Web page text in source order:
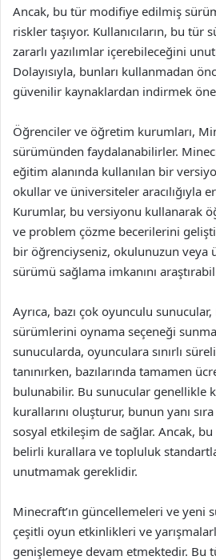
Ancak, bu tür modifiye edilmiş
riskler taşıyor. Kullanıcıların, bu
zararlı yazılımlar içerebileceğini
Dolayısıyla, bunları kullanmadan
güvenilir kaynaklardan indirmek
Öğrenciler ve öğretim kurumları,
sürümünden faydalanabilirler.
eğitim alanında kullanılan bir
okullar ve üniversiteler aracılığıyla
Kurumlar, bu versiyonu kullanarak
ve problem çözme becerilerini
bir öğrenciyseniz, okulunuzun veya
sürümü sağlama imkanını
Ayrıca, bazı çok oyunculu
sürümlerini oynama seçeneği
sunucularda, oyunculara sınırlı
tanınırken, bazılarında tamamen
bulunabilir. Bu sunucular genellikle
kurallarını oluşturur, bunun yanı
sosyal etkileşim de sağlar. Ancak,
belirli kurallara ve topluluk
unutmamak gereklidir.
Minecraft’ın güncellemeleri ve yeni
çeşitli oyun etkinlikleri ve
genişlemeye devam etmektedir. Bu